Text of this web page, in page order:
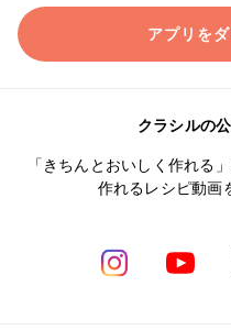
アプリを
クラシルの
「きちんとおいしく作れる
作れるレシピ動画